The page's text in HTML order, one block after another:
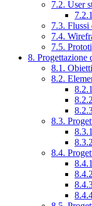
7.2. User
7.3. Flussi
7.4.
7.5.
8. Progettazione
8.1.
8.2.
8.3.
8.4.